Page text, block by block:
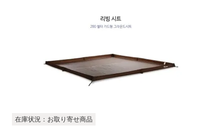
在庫状況：お取り寄せ商品